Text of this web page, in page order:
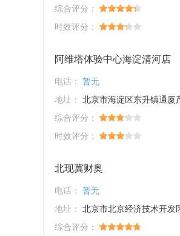
综合评分：
时效评分：
阿维塔体验中心海淀清河店
电话： 暂无
地址： 北京市海淀区东升镇通厦
综合评分：
时效评分：
北现冀财奥
电话： 暂无
地址： 北京市北京经济技术开发
综合评分：